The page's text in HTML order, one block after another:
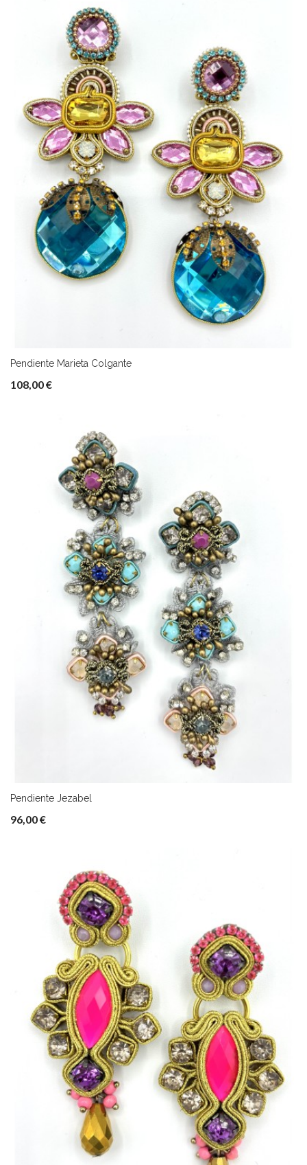
Pendiente Marieta Colgante
108,00 €
Pendiente Jezabel
96,00 €